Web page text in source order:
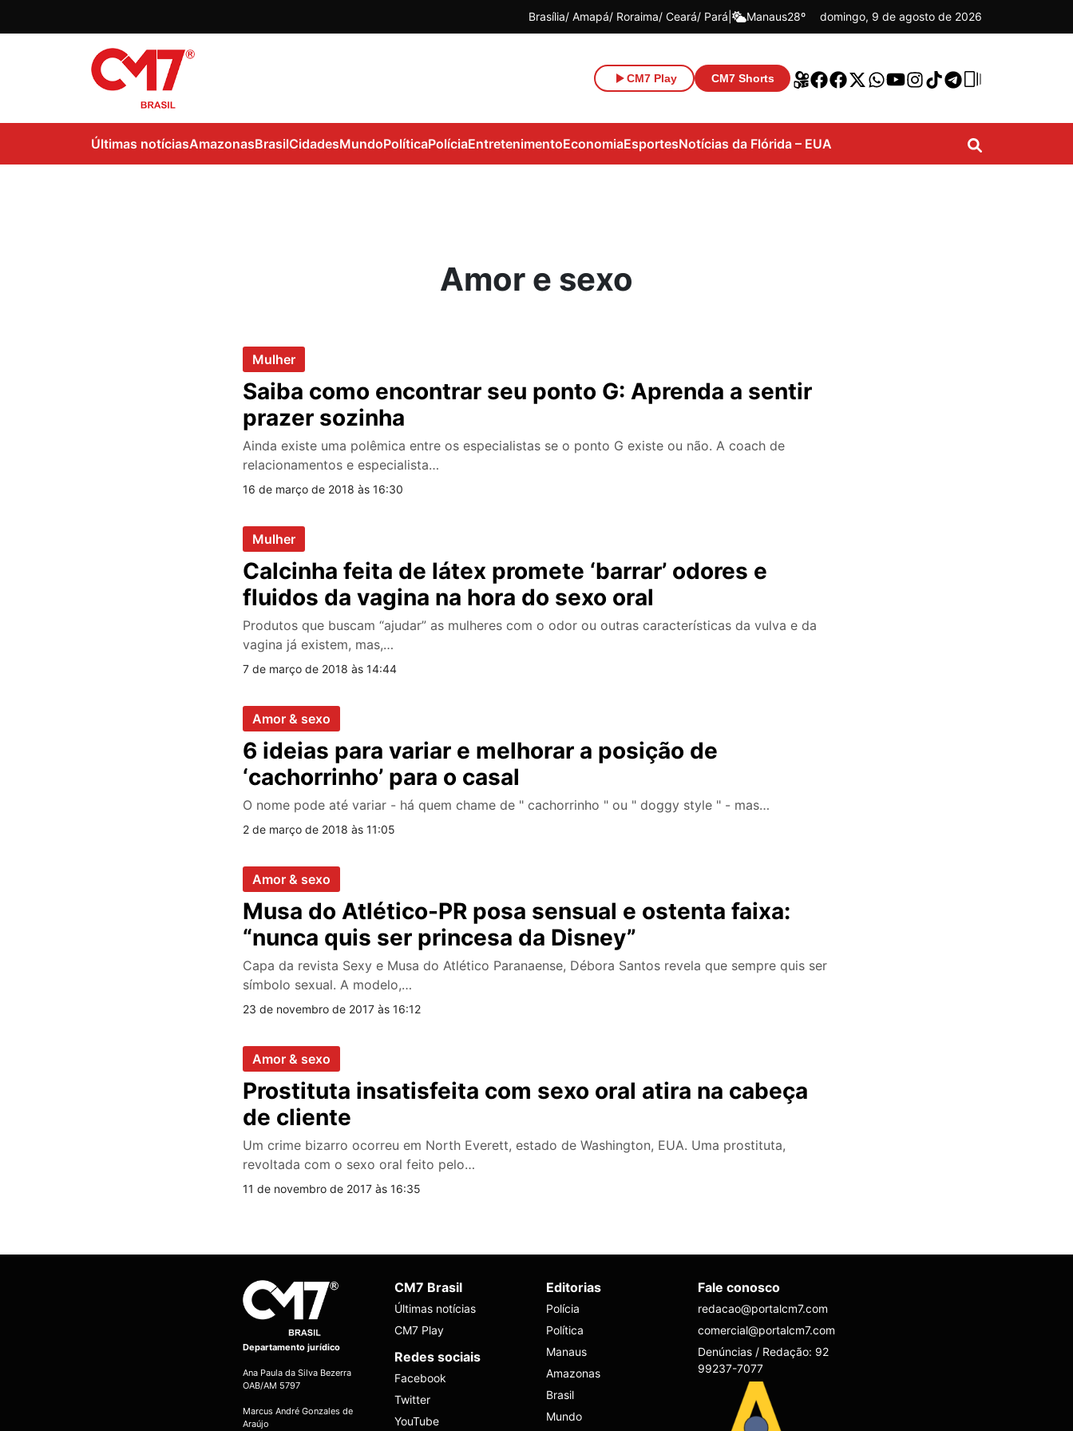
Brasília Amapá Roraima Ceará Pará Manaus28º domingo, 9 de agosto de 2026
CM7 Play CM7 Shorts
Últimas notíciasAmazonasBrasilCidadesMundoPolíticaPolíciaEntretenimentoEconomiaEsportesNotícias da Flórida – EUA
Amor e sexo
Mulher
Saiba como encontrar seu ponto G: Aprenda a sentir
prazer sozinha
Ainda existe uma polêmica entre os especialistas se o ponto G existe ou não. A coach de
relacionamentos e especialista…
16 de março de 2018 às 16:30
Mulher
Calcinha feita de látex promete ‘barrar’ odores e
fluidos da vagina na hora do sexo oral
Produtos que buscam “ajudar” as mulheres com o odor ou outras características da vulva e da
vagina já existem, mas,…
7 de março de 2018 às 14:44
Amor & sexo
6 ideias para variar e melhorar a posição de
‘cachorrinho’ para o casal
O nome pode até variar - há quem chame de " cachorrinho " ou " doggy style " - mas…
2 de março de 2018 às 11:05
Amor & sexo
Musa do Atlético-PR posa sensual e ostenta faixa:
“nunca quis ser princesa da Disney”
Capa da revista Sexy e Musa do Atlético Paranaense, Débora Santos revela que sempre quis ser
símbolo sexual. A modelo,…
23 de novembro de 2017 às 16:12
Amor & sexo
Prostituta insatisfeita com sexo oral atira na cabeça
de cliente
Um crime bizarro ocorreu em North Everett, estado de Washington, EUA. Uma prostituta,
revoltada com o sexo oral feito pelo…
11 de novembro de 2017 às 16:35
Departamento jurídico
Ana Paula da Silva Bezerra
OAB/AM 5797
Marcus André Gonzales de
Araújo
CM7 Brasil
Últimas notícias
CM7 Play
Redes sociais
Facebook
Twitter
YouTube
Editorias
Polícia
Política
Manaus
Amazonas
Brasil
Mundo
Fale conosco
redacao@portalcm7.com
comercial@portalcm7.com
Denúncias / Redação: 92
99237-7077